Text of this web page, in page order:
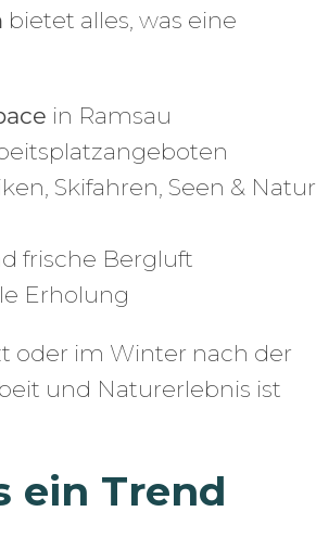
bietet alles, was eine
in Ramsau
Skifahren, Seen & Natur
frische Bergluft
Erholung
oder im Winter nach der
und Naturerlebnis ist
ein Trend